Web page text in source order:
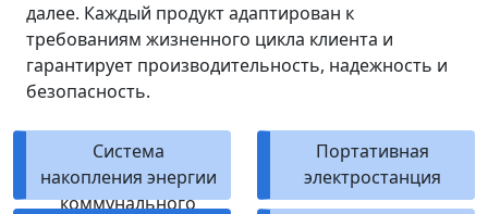
далее. Каждый продукт адаптирован к
требованиям жизненного цикла клиента и
гарантирует производительность, надежность и
безопасность.
Система
накопления энергии
коммунального
Портативная
электростанция